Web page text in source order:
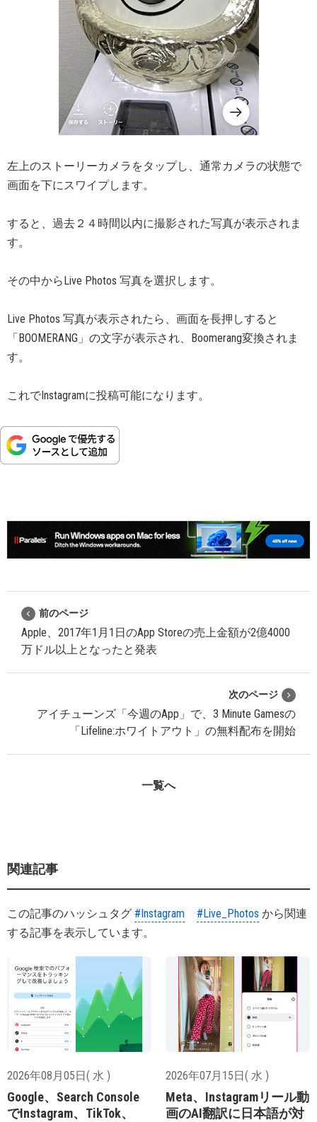
左上のストーリーカメラをタップし、通常カメラの状態で
画面を下にスワイプします。
すると、過去２４時間以内に撮影された写真が表示されま
す。
その中からLive Photos 写真を選択します。
Live Photos 写真が表示されたら、画面を長押しすると
「BOOMERANG」の文字が表示され、Boomerang変換されま
す。
これでInstagramに投稿可能になります。
前のページ
Apple、2017年1月1日のApp Storeの売上金額が2億4000
万ドル以上となったと発表
次のページ
アイチューンズ「今週のApp」で、3 Minute Gamesの
「Lifeline:ホワイトアウト」の無料配布を開始
一覧へ
関連記事
この記事のハッシュタグ #Instagram #Live_Photos から関連
する記事を表示しています。
2026年08月05日( 水 )
Google、Search Console
でInstagram、TikTok、
2026年07月15日( 水 )
Meta、Instagramリール動
画のAI翻訳に日本語が対